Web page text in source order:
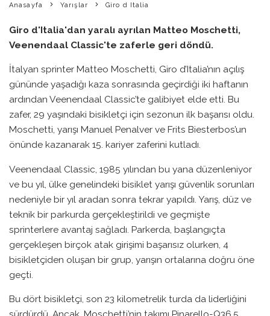
Anasayfa Yarışlar Giro d Italia
Giro d'Italia'dan yaralı ayrılan Matteo Moschetti,
Veenendaal Classic'te zaferle geri döndü.
İtalyan sprinter Matteo Moschetti, Giro d’Italia’nın açılış
gününde yaşadığı kaza sonrasında geçirdiği iki haftanın
ardından Veenendaal Classic’te galibiyet elde etti. Bu
zafer, 29 yaşındaki bisikletçi için sezonun ilk başarısı oldu.
Moschetti, yarışı Manuel Penalver ve Frits Biesterbos’un
önünde kazanarak 15. kariyer zaferini kutladı.
Veenendaal Classic, 1985 yılından bu yana düzenleniyor
ve bu yıl, ülke genelindeki bisiklet yarışı güvenlik sorunları
nedeniyle bir yıl aradan sonra tekrar yapıldı. Yarış, düz ve
teknik bir parkurda gerçekleştirildi ve geçmişte
sprinterlere avantaj sağladı. Parkerda, başlangıçta
gerçekleşen birçok atak girişimi başarısız olurken, 4
bisikletçiden oluşan bir grup, yarışın ortalarına doğru öne
geçti.
Bu dört bisikletçi, son 23 kilometrelik turda da liderliğini